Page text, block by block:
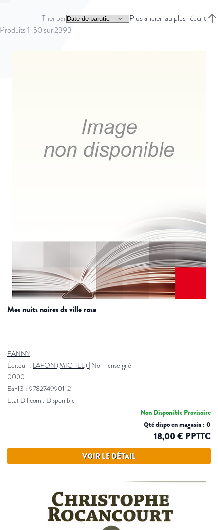
Produits1-50 sur2393
Trier par
Plus ancien au plus récent
mes nuits noires ds ville rose
FANNY
Éditeur : LAFON (MICHEL) | Non renseigné
0000
Ean13 : 9782749901121
Etat Dilicom : Disponible
Non Disponible Provisoire
Qté dispo en magasin : 0
18,00 € PPTTC
VOIR LE DÉTAIL